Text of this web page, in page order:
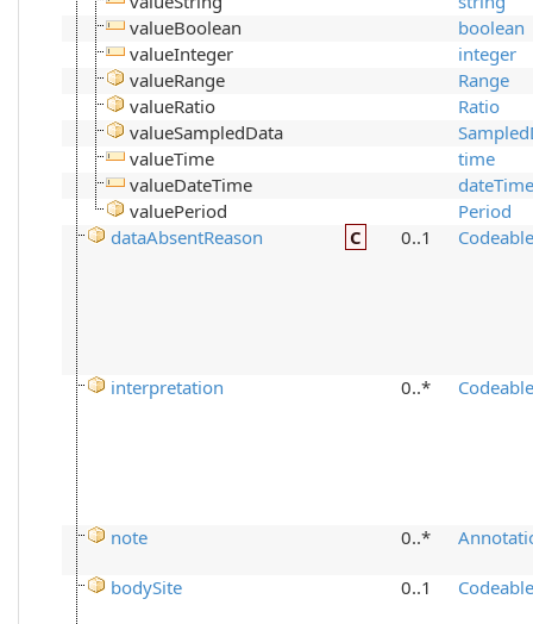
valueBoolean
boolean
valueInteger
integer
valueRange
Range
valueRatio
Ratio
valueSampledData
valueTime
time
valueDateTime
valuePeriod
Period
dataAbsentReason
C 0..1
interpretation 0..*
note 0..*
bodySite 0..1